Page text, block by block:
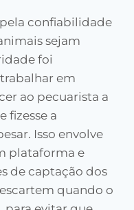
confiabilidade
sejam
foi
em
ao pecuarista a
fizesse a
Isso envolve
plataforma e
de captação dos
quando o